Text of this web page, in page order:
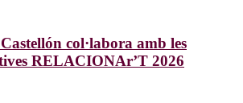
col·labora amb les
RELACIONAr’T 2026